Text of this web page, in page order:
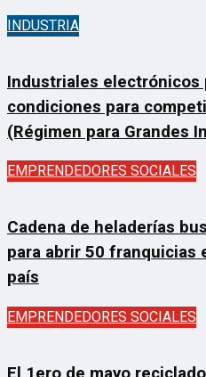
INDUSTRIA
Industriales electrónicos
condiciones para
(Régimen para Grandes
EMPRENDEDORES SOCIALES
Cadena de heladerías
para abrir 50
país
EMPRENDEDORES SOCIALES